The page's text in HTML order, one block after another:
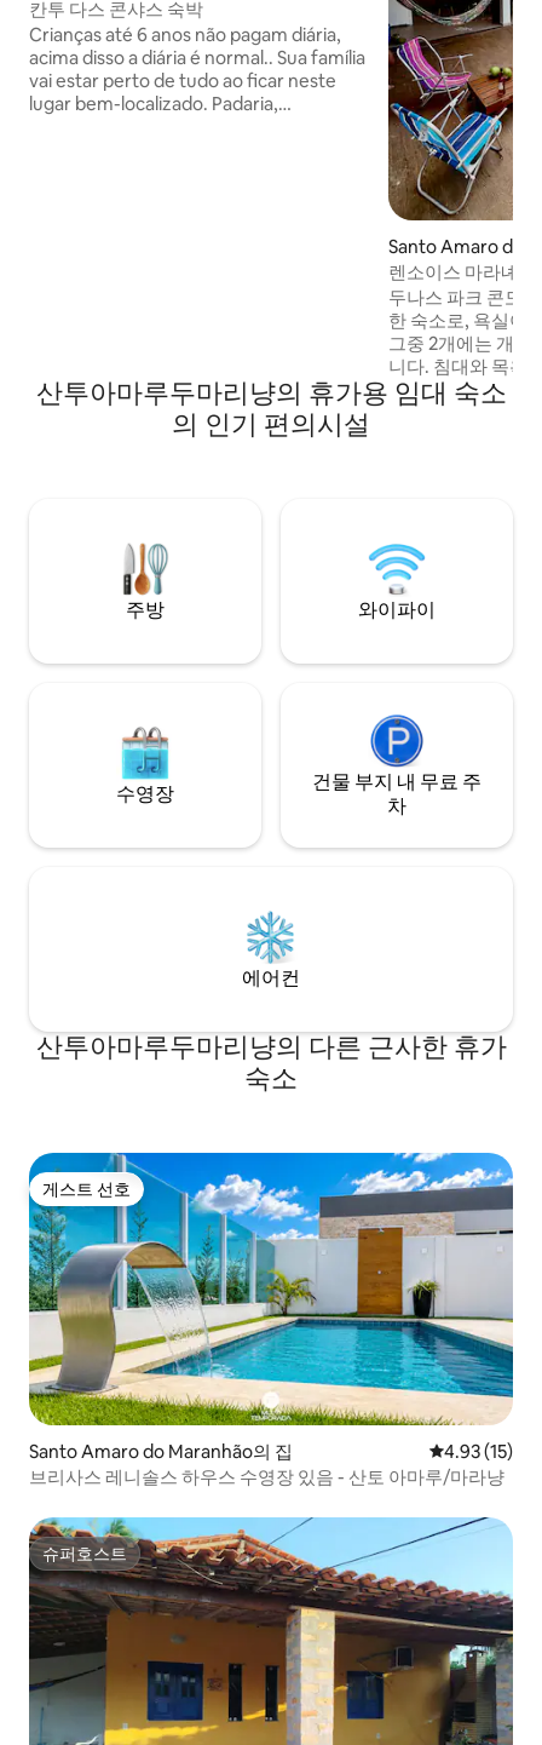
칸투 다스 콘샤스 숙박
Crianças até 6 anos não pagam diária,
acima disso a diária é normal.. Sua família
vai estar perto de tudo ao ficar neste
lugar bem-localizado. Padaria,
Santo Amaro do
집
렌소이스 마라녜
산토 아마루.
두나스 파크 콘도
한 숙소로, 욕실이
그중 2개에는 개방
니다. 침대와 목욕
모든 객실에는 에
해먹 스탠드가 있
해먹 스탠드.
산투아마루두마리냥의 휴가용 임대 숙소
의 인기 편의시설
주방 와이파이
수영장
건물 부지 내 무료 주
차
에어컨
산투아마루두마리냥의 다른 근사한 휴가
숙소
게스트 선호
게스트 선호
Santo Amaro do Maranhão의 집 평점 4.93점
4.93 (15)
브리사스 레니솔스 하우스 수영장 있음 - 산토 아마루/마라냥
슈퍼호스트
슈퍼호스트